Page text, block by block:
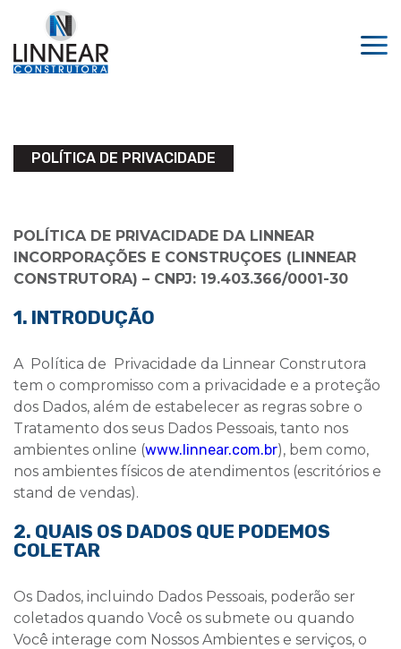
POLÍTICA DE PRIVACIDADE
POLÍTICA DE PRIVACIDADE DA LINNEAR
INCORPORAÇÕES E CONSTRUÇOES (LINNEAR
CONSTRUTORA) – CNPJ: 19.403.366/0001-30
1. INTRODUÇÃO
A Política de Privacidade da Linnear Construtora
tem o compromisso com a privacidade e a proteção
dos Dados, além de estabelecer as regras sobre o
Tratamento dos seus Dados Pessoais, tanto nos
ambientes online (www.linnear.com.br), bem como,
nos ambientes físicos de atendimentos (escritórios e
stand de vendas).
2. QUAIS OS DADOS QUE PODEMOS
COLETAR
Os Dados, incluindo Dados Pessoais, poderão ser
coletados quando Você os submete ou quando
Você interage com Nossos Ambientes e serviços, o